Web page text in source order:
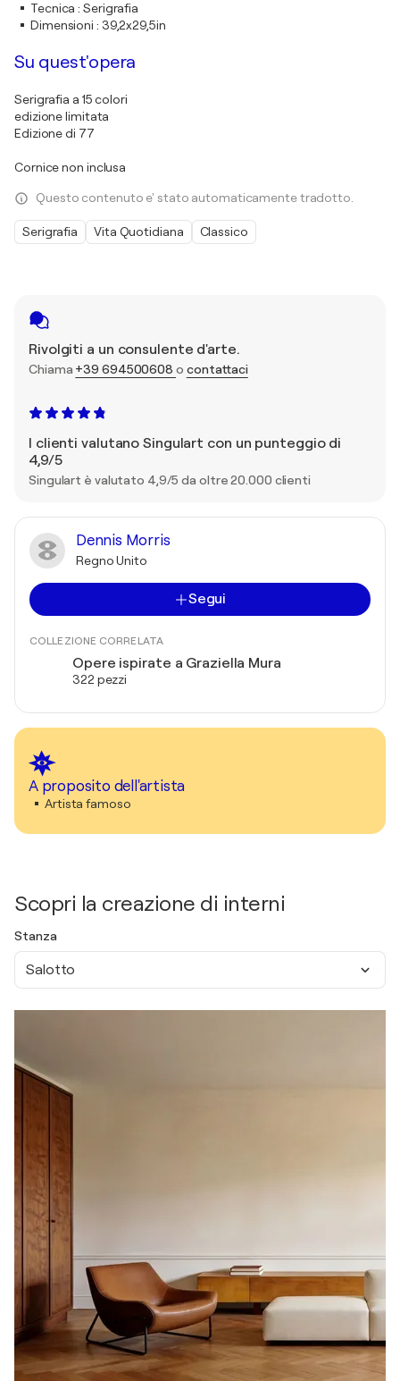
Rivolgiti a un consulente d'arte.
Chiama +39 694500608 o contattaci
I clienti valutano Singulart con un punteggio di
4,9/5
Singulart è valutato 4,9/5 da oltre 20.000 clienti
Dennis Morris
Regno Unito
Segui
COLLEZIONE CORRELATA
Opere ispirate a Graziella Mura
322 pezzi
A proposito dell'artista
Artista famoso
Scopri la creazione di interni
Stanza
Salotto
Tecnica :Serigrafia
Dimensioni : 39,2x29,5in
Su quest'opera
Serigrafia a 15 colori
edizione limitata
Edizione di 77
Cornice non inclusa
Questo contenuto e' stato automaticamente tradotto.
Serigrafia Vita Quotidiana Classico